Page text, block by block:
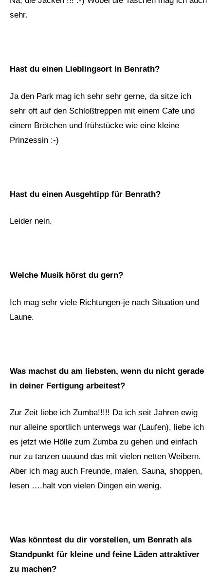
sehr.
Hast du einen Lieblingsort in Benrath?
Ja den Park mag ich sehr sehr gerne, da sitze ich
sehr oft auf den Schloßtreppen mit einem Cafe und
einem Brötchen und frühstücke wie eine kleine
Prinzessin :-)
Hast du einen Ausgehtipp für Benrath?
Leider nein.
Welche Musik hörst du gern?
Ich mag sehr viele Richtungen-je nach Situation und
Laune.
Was machst du am liebsten, wenn du nicht gerade
in deiner Fertigung arbeitest?
Zur Zeit liebe ich Zumba!!!!! Da ich seit Jahren ewig
nur alleine sportlich unterwegs war (Laufen), liebe ich
es jetzt wie Hölle zum Zumba zu gehen und einfach
nur zu tanzen uuuund das mit vielen netten Weibern.
Aber ich mag auch Freunde, malen, Sauna, shoppen,
lesen ….halt von vielen Dingen ein wenig.
Was könntest du dir vorstellen, um Benrath als
Standpunkt für kleine und feine Läden attraktiver
zu machen?